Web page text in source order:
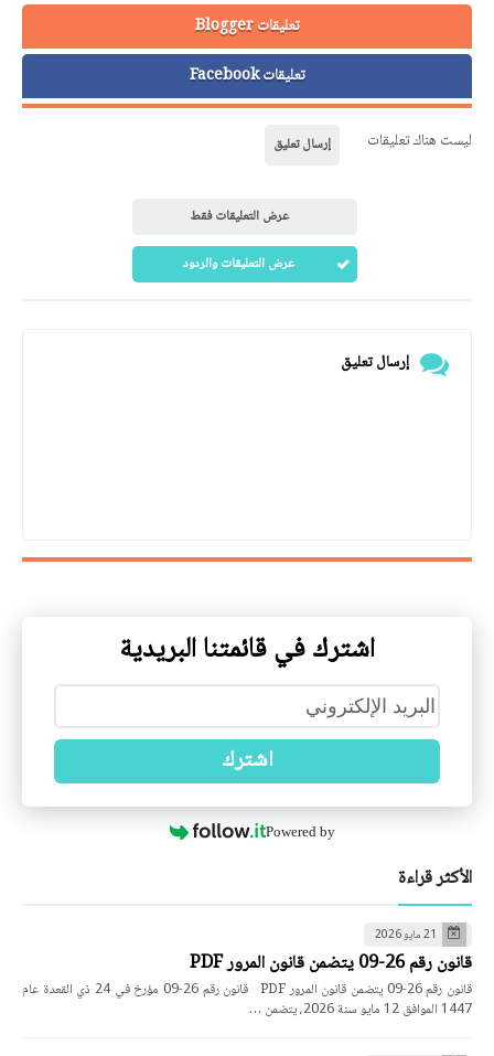
تعليقات Blogger
تعليقات Facebook
ليست هناك تعليقات إرسال تعليق
عرض التعليقات فقط
عرض التعليقات والردود
إرسال تعليق
اشترك في قائمتنا البريدية
اشترك
Powered by
الأكثر قراءة
21 مايو 2026
قانون رقم 26-09 يتضمن قانون المرور PDF
قانون رقم 26-09 يتضمن قانون المرور PDF قانون رقم 26-09 مؤرخ في 24 ذي القعدة عام
1447 الموافق 12 مايو سنة 2026، يتضمن …